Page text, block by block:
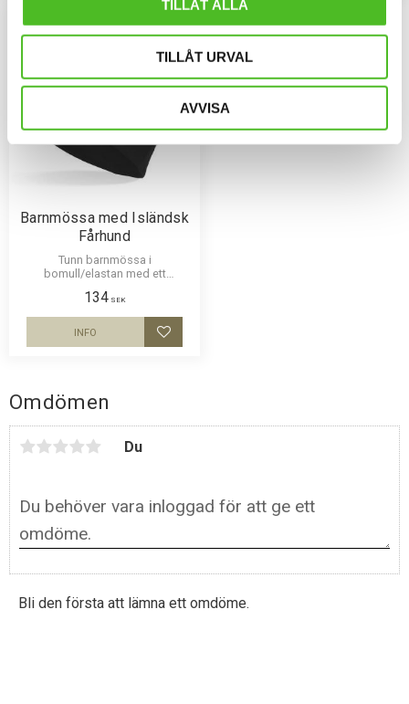
TILLÅT ALLA
TILLÅT URVAL
AVVISA
Omdömen
Du
Bli den första att lämna ett omdöme.
Barnmössa med Isländsk
Fårhund
Tunn barnmössa i
bomull/elastan med ett
Fårhund. Mössan finns i flera
färger.
134 SEK
Lägg till i favoriter
INFO